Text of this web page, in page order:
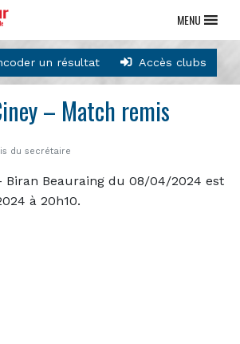
un résultat Accès clubs
MENU
– Match remis
du secrétaire
Biran Beauraing du 08/04/2024 est
à 20h10.